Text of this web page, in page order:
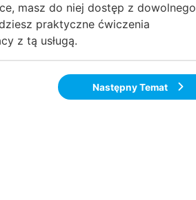
masz do niej dostęp z dowolnego
praktyczne ćwiczenia
z tą usługą.
Następny Temat